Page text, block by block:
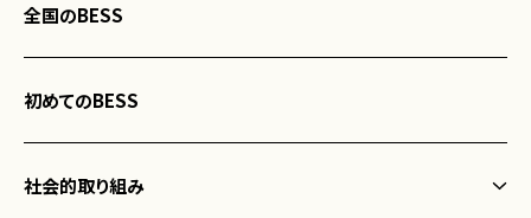
COUNTRY LOG
栖ログ
程々の家
全国のBESS
初めてのBESS
社会的取り組み